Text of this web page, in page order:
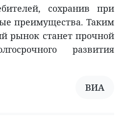
сохранив при
преимущества. Таким
рынок станет прочной
развития
ВИА